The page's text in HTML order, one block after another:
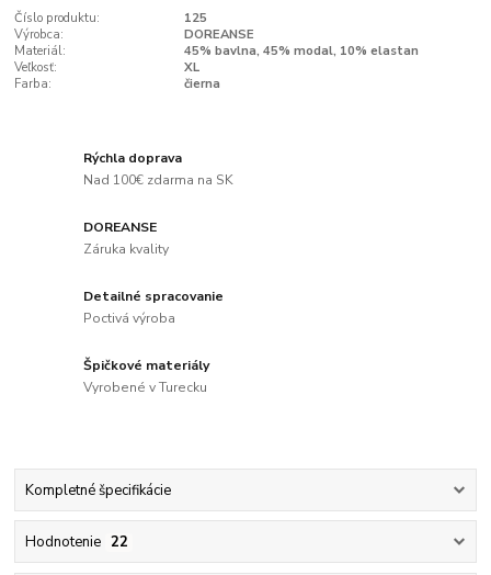
Číslo produktu:
125
Výrobca:
DOREANSE
Materiál:
45% bavlna, 45% modal, 10% elastan
Veľkosť:
XL
Farba:
čierna
Rýchla doprava
Nad 100€ zdarma na SK
DOREANSE
Záruka kvality
Detailné spracovanie
Poctivá výroba
Špičkové materiály
Vyrobené v Turecku
Kompletné špecifikácie
Hodnotenie 22